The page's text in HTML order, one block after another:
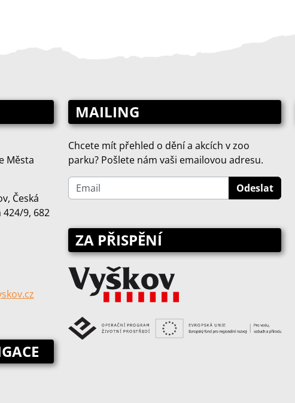
Města
Česká
9, 682
MAILING
Chcete mít přehled o dění a akcích v zoo
parku? Pošlete nám vaši emailovou adresu.
ZA PŘISPĚNÍ